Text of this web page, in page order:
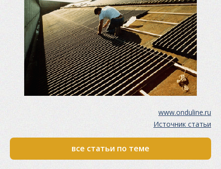
www.onduline.ru
Источник статьи
все статьи по теме